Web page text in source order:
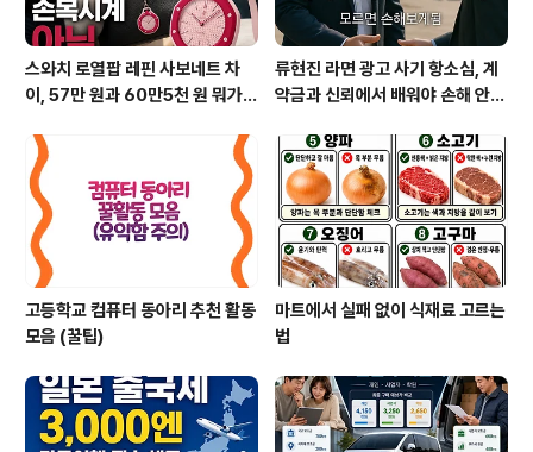
스와치 로열팝 레핀 사보네트 차
이, 57만 원과 60만5천 원 뭐가
류현진 라면 광고 사기 항소심, 계
약금과 신뢰에서 배워야 손해 안
고등학교 컴퓨터 동아리 추천 활동
모음 (꿀팁)
마트에서 실패 없이 식재료 고르는
법